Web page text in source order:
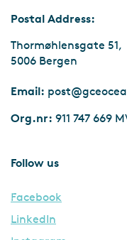
Postal Address:
Thormøhlensgate 51,
5006 Bergen
Email:
Org.nr: 911 747 669
Follow us
Facebook
LinkedIn